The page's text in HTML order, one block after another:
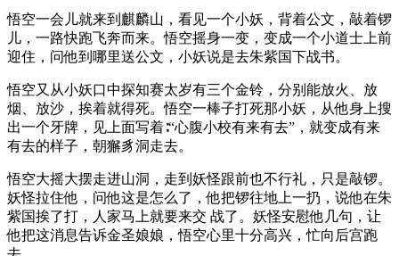
悟空一会儿就来到麒麟山，看见一个小妖，背着公文，敲着锣
儿，一路快跑飞奔而来。悟空摇身一变，变成一个小道士上前
迎住，问他到哪里送公文，小妖说是去朱紫国下战书。
悟空又从小妖口中探知赛太岁有三个金铃，分别能放火、放
烟、放沙，挨着就得死。悟空一棒子打死那小妖，从他身上搜
出一个牙牌，见上面写着∶“心腹小校有来有去”，就变成有来
有去的样子，朝獬豸洞走去。
悟空大摇大摆走进山洞，走到妖怪跟前也不行礼，只是敲锣。
妖怪拉住他，问他这是怎么了，他把锣往地上一扔，说他在朱
紫国挨了打，人家马上就要来交 战了。妖怪安慰他几句，让
他把这消息告诉金圣娘娘，悟空心里十分高兴，忙向后宫跑